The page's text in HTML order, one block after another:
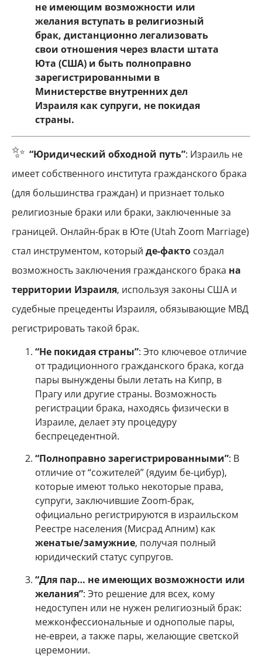
не имеющим возможности или
желания вступать в религиозный
брак, дистанционно легализовать
свои отношения через власти штата
Юта (США) и быть полноправно
зарегистрированными в
Министерстве внутренних дел
Израиля как супруги, не покидая
страны.
✨ “Юридический обходной путь”: Израиль не
имеет собственного института гражданского брака
(для большинства граждан) и признает только
религиозные браки или браки, заключенные за
границей. Онлайн-брак в Юте (Utah Zoom Marriage)
стал инструментом, который де-факто создал
возможность заключения гражданского брака на
территории Израиля, используя законы США и
судебные прецеденты Израиля, обязывающие МВД
регистрировать такой брак.
“Не покидая страны”: Это ключевое отличие
от традиционного гражданского брака, когда
пары вынуждены были летать на Кипр, в
Прагу или другие страны. Возможность
регистрации брака, находясь физически в
Израиле, делает эту процедуру
беспрецедентной.
“Полноправно зарегистрированными”: В
отличие от “сожителей” (ядуим бе-цибур),
которые имеют только некоторые права,
супруги, заключившие Zoom-брак,
официально регистрируются в израильском
Реестре населения (Мисрад Апним) как
женатые/замужние, получая полный
юридический статус супругов.
“Для пар… не имеющих возможности или
желания”: Это решение для всех, кому
недоступен или не нужен религиозный брак:
межконфессиональные и однополые пары,
не-евреи, а также пары, желающие светской
церемонии.